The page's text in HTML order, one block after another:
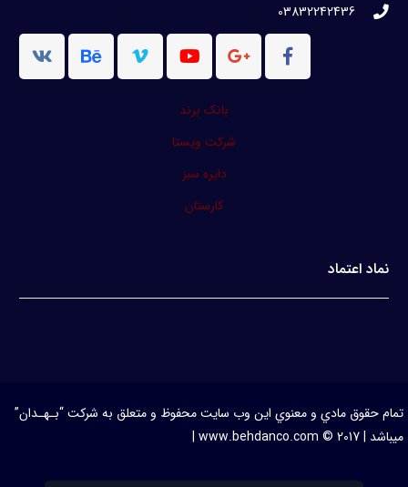
03832242436
بانک برند
شرکت ویستا
دایره سبز
کارستان
نماد اعتماد
تمام حقوق مادي و معنوي اين وب سايت محفوظ و متعلق به شرکت “بـهـدان”
ميباشد | www.behdanco.com © 2017 |